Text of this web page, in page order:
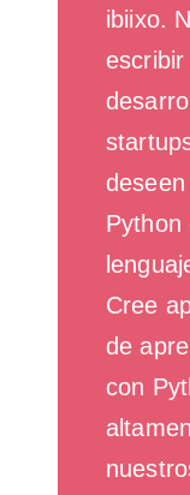
ibiixo.
escribir
Python
Cree
de
con